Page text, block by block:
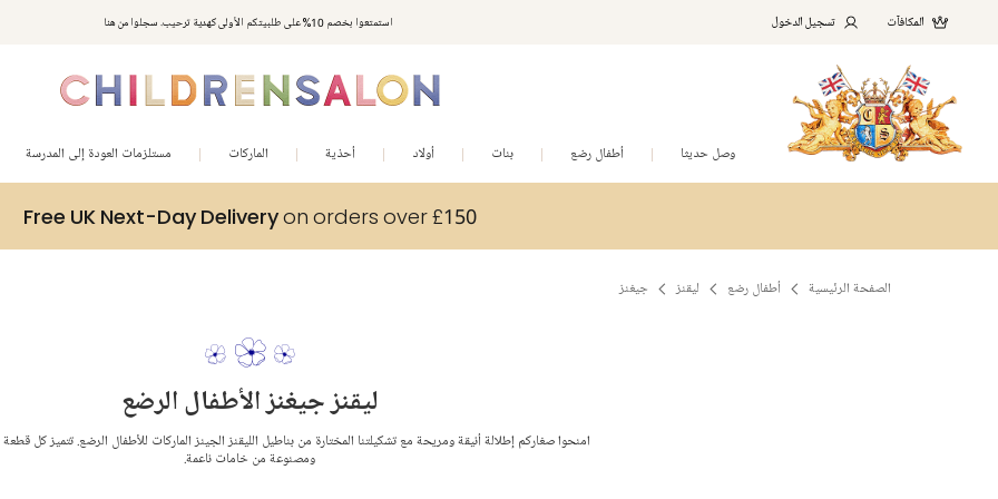
استمتعوا بخصم 10% على طلبيتكم الأولى كهدية ترحيب. سجلوا من هنا المكافآت تسجيل الدخول
وصل حديثا أطفال رضع بنات أولاد أحذية الماركات مستلزمات العودة إلى المدرسة
Free UK Next-Day Deliveryon orders over £150
الصفحة الرئيسية أطفال رضع ليقنز جيغنز
ليقنز جيغنز الأطفال الرضع
امنحوا صغاركم إطلالة أنيقة ومريحة مع تشكيلتنا المختارة من بناطيل الليقنز الجينز الماركات للأطفال الرضع. تتميز كل
ومصنوعة من خامات ناعمة.